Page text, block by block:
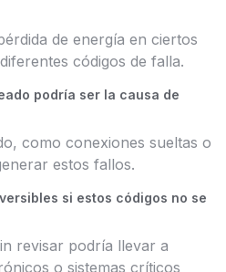
de energía en ciertos
códigos de falla.
podría ser la causa de
como conexiones sueltas o
estos fallos.
si estos códigos no se
revisar podría llevar a
o sistemas críticos